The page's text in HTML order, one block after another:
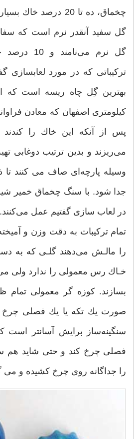
چخماق، ده تا 20 درصد
گل سفید آنقدر نرم است كه
گل نرم
تركیباتی كه در مورد لعابسازی
كیلومتری اصفهان كه معادن
پس از آنكه این خاك را
می‌ریزند و بدین ترتیب دوغابی
وسیله پارچه‌ای صاف می كنند
جدا شود. با سنگ چخماق خمیر
در لعاب سازی گفتیم عمل می‌كنند.
تمام تركیبات به دقت وزن و
را مالـش می‌دهند گلـی كه به
خـاك رس معمولی را ندارد ولی
بسازند. كوزه گر معمولی
صورت یك تكه یا یك فصلی چرخ
سنگینه‌ساز برایش آسانتر است
فصلی چرخ كند و حتی شاید هم
را جداگانه روی چرخ كشیده و می